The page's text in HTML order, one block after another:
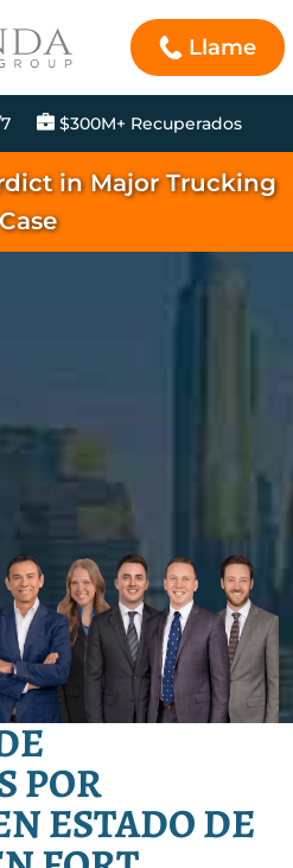
Llame
$300M+ Recuperados
in Major Trucking
Case
POR
ESTADO DE